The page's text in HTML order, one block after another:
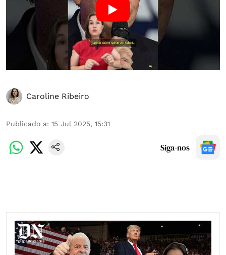
Caroline Ribeiro
Publicado a: 15 Jul 2025, 15:31
Siga-nos